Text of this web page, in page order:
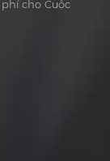
cho Cuộc